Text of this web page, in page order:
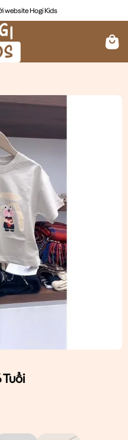
website Hogi Kids
Tuổi